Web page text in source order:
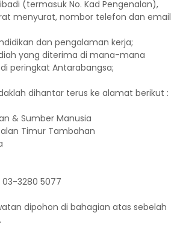
(termasuk No. Kad Pengenalan),
menyurat, nombor telefon dan email
dan pengalaman kerja;
yang diterima di mana-mana
peringkat Antarabangsa;
dihantar terus ke alamat berikut :
& Sumber Manusia
Timur Tambahan
3280 5077
dipohon di bahagian atas sebelah